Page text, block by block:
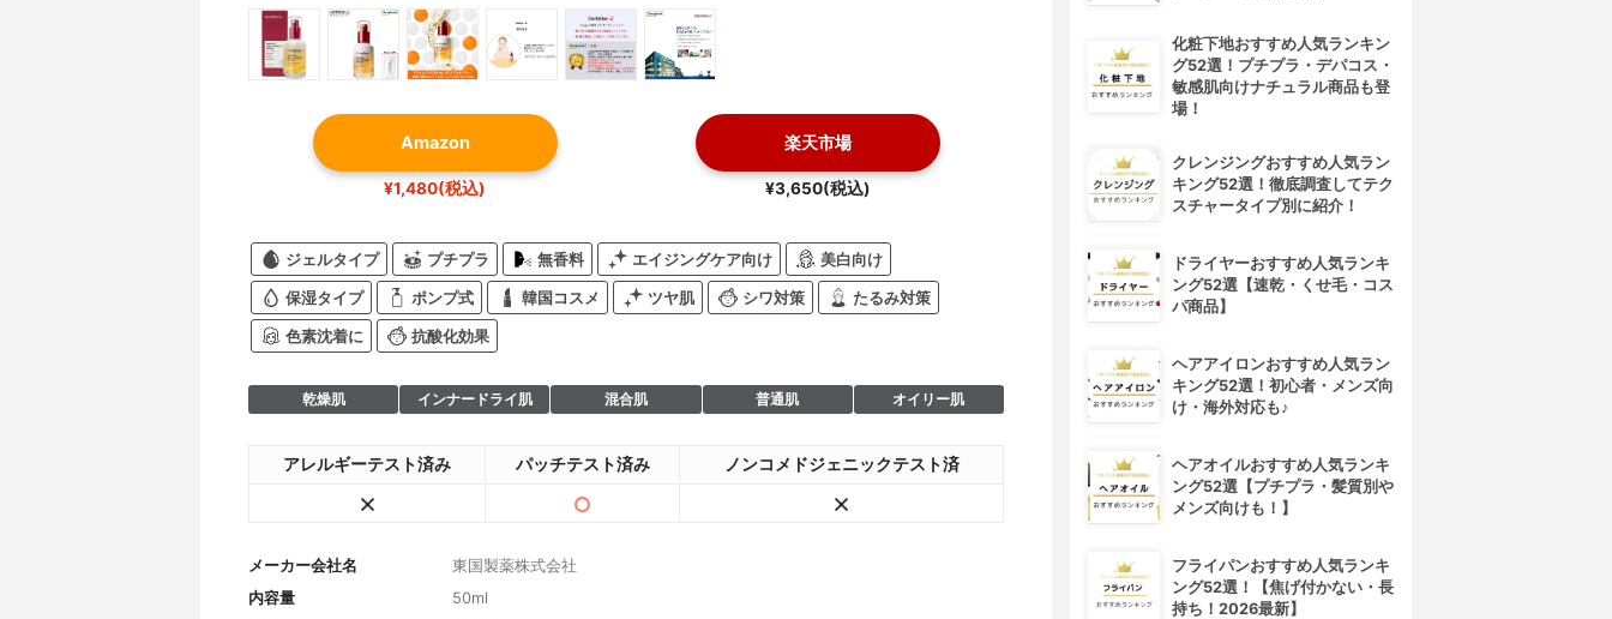
Amazon
¥1,480(税込)
楽天市場
¥3,650(税込)
ジェルタイプ プチプラ 無香料 エイジングケア向け 美白向け
保湿タイプ ポンプ式 韓国コスメ ツヤ肌 シワ対策 たるみ対策
色素沈着に 抗酸化効果
乾燥肌 インナードライ肌 混合肌 普通肌 オイリー肌
アレルギーテスト済み パッチテスト済み ノンコメドジェニックテスト済
メーカー会社名
東国製薬株式会社
内容量
50ml
化粧下地おすすめ人気ランキン
グ52選！プチプラ・デパコス・
敏感肌向けナチュラル商品も登
場！
クレンジングおすすめ人気ラン
キング52選！徹底調査してテク
スチャータイプ別に紹介！
ドライヤーおすすめ人気ランキ
ング52選【速乾・くせ毛・コス
パ商品】
ヘアアイロンおすすめ人気ラン
キング52選！初心者・メンズ向
け・海外対応も♪
ヘアオイルおすすめ人気ランキ
ング52選【プチプラ・髪質別や
メンズ向けも！】
フライパンおすすめ人気ランキ
ング52選！【焦げ付かない・長
持ち！2026最新】